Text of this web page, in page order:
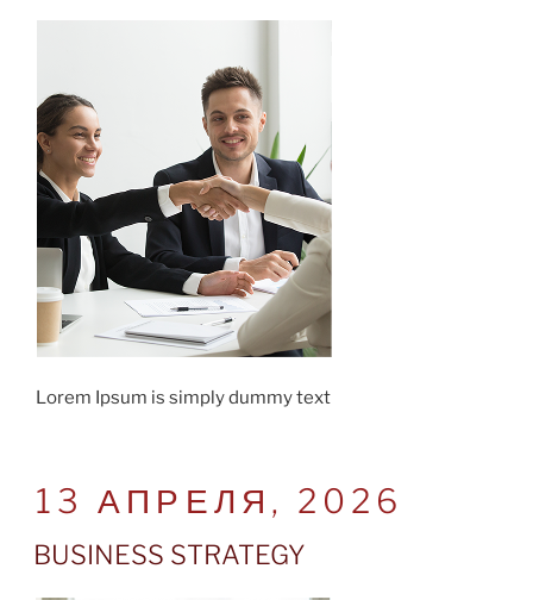
Lorem Ipsum is simply dummy text
POSTED
ON
13 АПРЕЛЯ, 2026
BUSINESS STRATEGY